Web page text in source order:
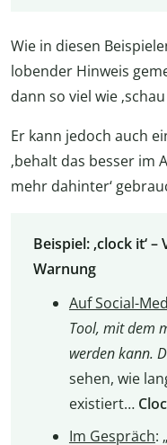
Wie in diesen
lobender Hinweis
dann so viel wie
Er kann jedoch auch
‚behalt das besser im
mehr dahinter‘
Beispiel: ‚clock it‘
Warnung
Auf Social-
Tool, mit dem
werden kann.
sehen, wie
existiert…
Im Gespräch: